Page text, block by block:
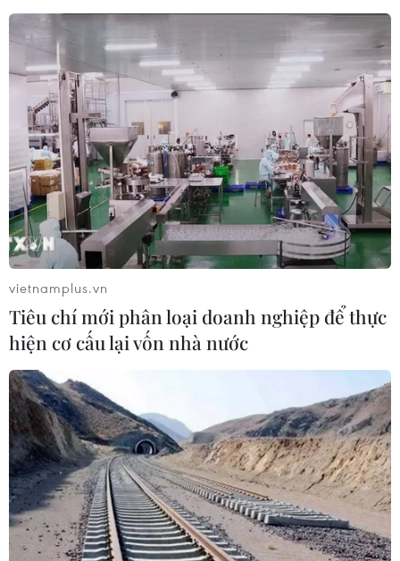
vietnamplus.vn
Tiêu chí mới phân loại doanh nghiệp để thực
hiện cơ cấu lại vốn nhà nước